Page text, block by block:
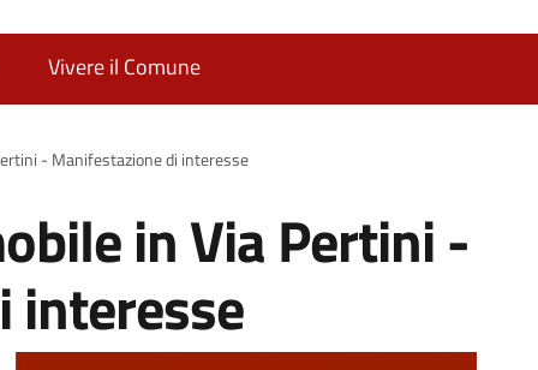
Vivere il Comune
- Manifestazione di interesse
in Via Pertini -
interesse